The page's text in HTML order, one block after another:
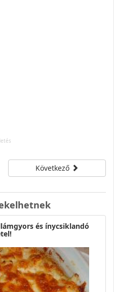
Következő
és ínycsiklandó